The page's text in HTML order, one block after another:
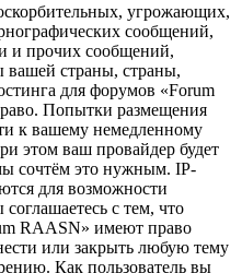
угрожающих,
сообщений,
и прочих сообщений,
вашей страны, страны,
для форумов «Forum
Попытки размещения
к вашему немедленному
этом ваш провайдер будет
сочтём это нужным. IP-
для возможности
с тем, что
RAASN» имеют право
или закрыть любую тему
Как пользователь вы